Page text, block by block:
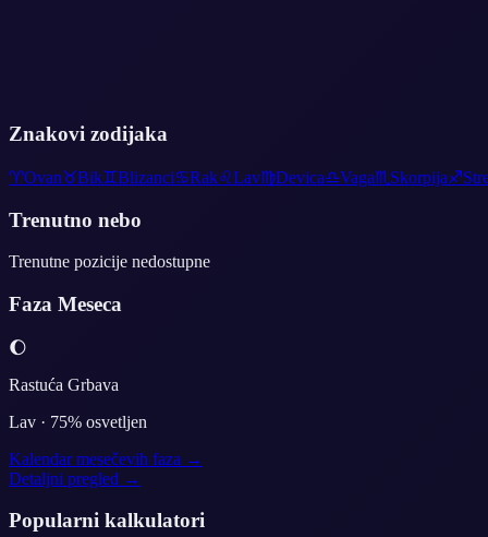
Znakovi zodijaka
♈Ovan♉Bik♊Blizanci♋Rak♌Lav♍Devica♎Vaga♏ Skorpija♐
Trenutno nebo
Trenutne pozicije nedostupne
Faza Meseca
🌔
Rastuća Grbava
Lav · 75% osvetljen
Kalendar mesečevih faza →
Detaljni pregled →
Popularni kalkulatori